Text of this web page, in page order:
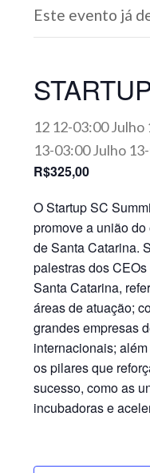
Este evento já
12 12-03:00 Julho
13-03:00 Julho
R$325,00
O Startup SC
promove a união
de Santa Catarina.
palestras dos
Santa Catarina,
áreas de atuação;
grandes empresas
internacionais;
os pilares que
sucesso, como as
incubadoras e